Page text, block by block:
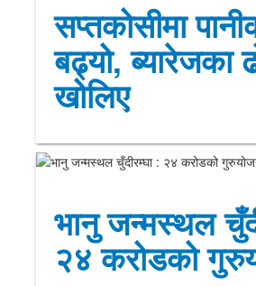
सप्तकोसीमा
बढ्यो, ब्यारेजका
खोलिए
भानु जन्मस्थल
२४ करोडको